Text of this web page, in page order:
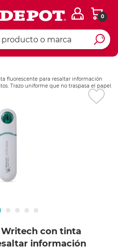
0
fluorescente para resaltar información
Trazo uniforme que no traspasa el papel.
con tinta
información
Ingresar Codigo